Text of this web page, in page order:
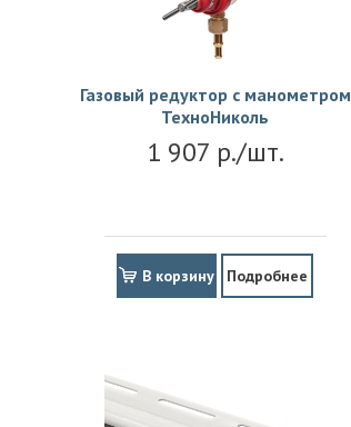
Газовый редуктор с манометром
ТехноНиколь
1 907 р./шт.
В корзину Подробнее